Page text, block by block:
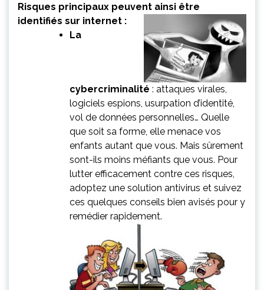
Risques principaux peuvent ainsi être
identifiés sur internet :
La
cybercriminalité : attaques virales,
logiciels espions, usurpation d’identité,
vol de données personnelles… Quelle
que soit sa forme, elle menace vos
enfants autant que vous. Mais sûrement
sont-ils moins méfiants que vous. Pour
lutter efficacement contre ces risques,
adoptez une solution antivirus et suivez
ces quelques conseils bien avisés pour y
remédier rapidement.